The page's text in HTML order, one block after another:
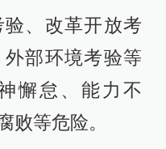
、改革开放考
部环境考验等
懈怠、能力不
败等危险。